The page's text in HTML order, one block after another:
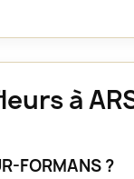
à
FORMANS ?